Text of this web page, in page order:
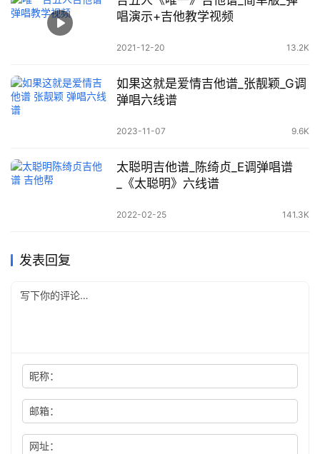
唱演示+吉他教学视频
2021-12-20 13.2K
如果这就是爱情吉他谱_张靓颖_G调
弹唱六线谱
2023-11-07 9.6K
太聪明吉他谱_陈绮贞_E调弹唱谱
_《太聪明》六线谱
2022-02-25 141.3K
发表回复
昵称：
邮箱：
网址：